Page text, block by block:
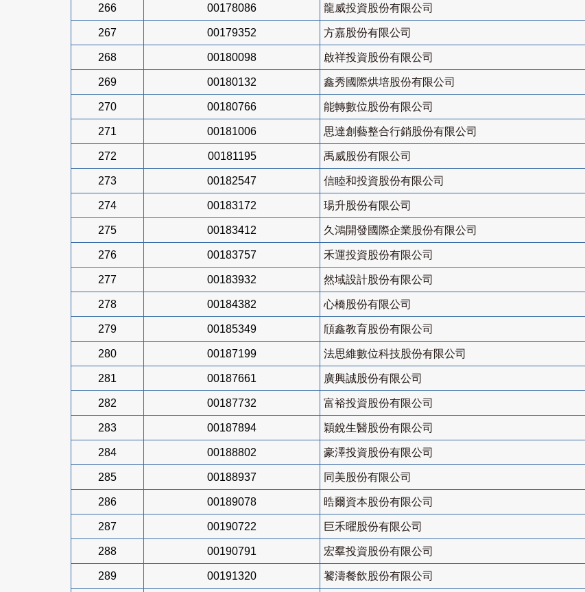
266 00178086 龍威投資股份有限公司
267 00179352 方嘉股份有限公司
268 00180098 啟祥投資股份有限公司
269 00180132 鑫秀國際烘培股份有限公司
270 00180766 能轉數位股份有限公司
271 00181006 思達創藝整合行銷股份有限公司
272 00181195 禹威股份有限公司
273 00182547 信睦和投資股份有限公司
274 00183172 瑒升股份有限公司
275 00183412 久鴻開發國際企業股份有限公司
276 00183757 禾運投資股份有限公司
277 00183932 然域設計股份有限公司
278 00184382 心橋股份有限公司
279 00185349 頎鑫教育股份有限公司
280 00187199 法思維數位科技股份有限公司
281 00187661 廣興誠股份有限公司
282 00187732 富裕投資股份有限公司
283 00187894 穎銳生醫股份有限公司
284 00188802 豪澤投資股份有限公司
285 00188937 同美股份有限公司
286 00189078 晧爾資本股份有限公司
287 00190722 巨禾曜股份有限公司
288 00190791 宏羣投資股份有限公司
289 00191320 饕濤餐飲股份有限公司